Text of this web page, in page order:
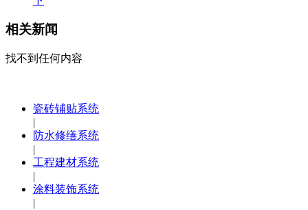
相关新闻
找不到任何内容
瓷砖铺贴系统
|
防水修缮系统
|
工程建材系统
|
涂料装饰系统
|